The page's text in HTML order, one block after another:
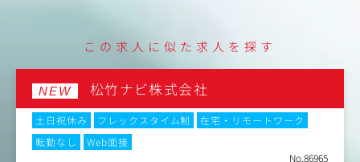
15名の少人数の会社なので、上記業務以外にも仕事は多岐
に渡ります。
自分で会社を作り上げていく意欲とそれを楽しめる方、マ
ルチに活躍できる方をお待ちしてます。
【仕事内容（変更の範囲）】無
この求人に似た求人を探す
NEW 松竹ナビ株式会社
土日祝休み フレックスタイム制
在宅・リモートワーク
転勤なし
Web面接
No.86965